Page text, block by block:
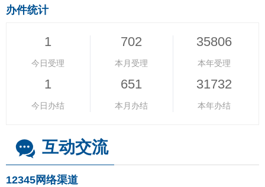
办件统计
1
今日受理
1
今日办结
702
本月受理
651
本月办结
35806
本年受理
31732
本年办结
互动交流
12345网络渠道